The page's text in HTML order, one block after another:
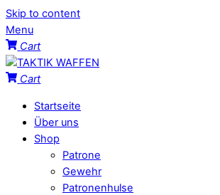
Skip to content
Menu
Cart
Cart
Startseite
Über uns
Shop
Patrone
Gewehr
Patronenhulse